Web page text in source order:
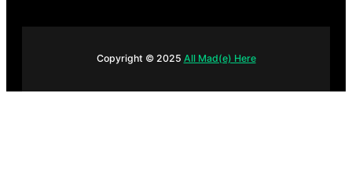
Copyright © 2025 All Mad(e) Here